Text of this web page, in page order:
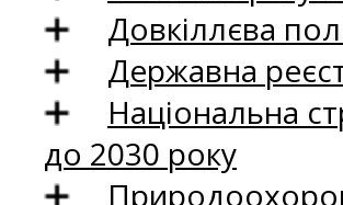
Довкіллєва
Державна
Національна
до 2030 року